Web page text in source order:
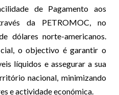
de Pagamento aos
da PETROMOC, no
dólares norte-americanos.
o objectivo é garantir o
líquidos e assegurar a sua
nacional, minimizando
e actividade económica.